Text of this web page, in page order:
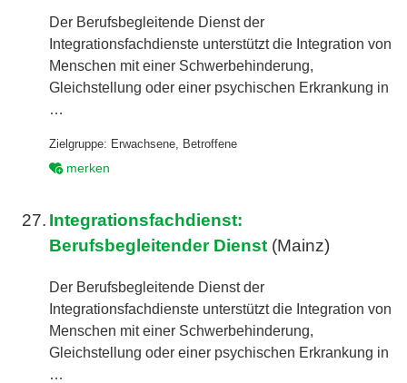
Der Berufsbegleitende Dienst der
Integrationsfachdienste unterstützt die Integration von
Menschen mit einer Schwerbehinderung,
Gleichstellung oder einer psychischen Erkrankung in
…
Zielgruppe: Erwachsene, Betroffene
merken
27. Integrationsfachdienst:
Berufsbegleitender Dienst (Mainz)
Der Berufsbegleitende Dienst der
Integrationsfachdienste unterstützt die Integration von
Menschen mit einer Schwerbehinderung,
Gleichstellung oder einer psychischen Erkrankung in
…